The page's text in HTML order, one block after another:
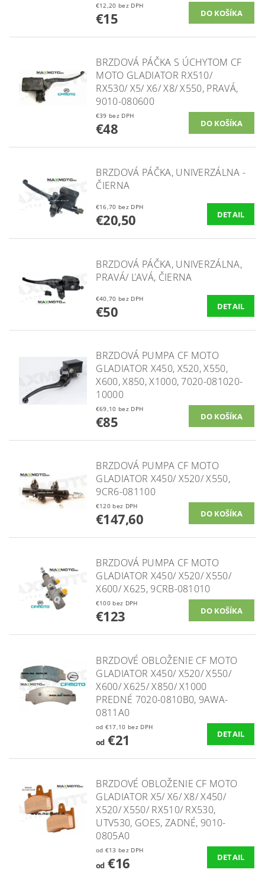
€12,20 bez DPH
€15
BRZDOVÁ PÁČKA S ÚCHYTOM CF
MOTO GLADIATOR RX510/
RX530/ X5/ X6/ X8/ X550, PRAVÁ,
9010-080600
€39 bez DPH
€48
BRZDOVÁ PÁČKA, UNIVERZÁLNA -
ČIERNA
€16,70 bez DPH
€20,50 DETAIL
BRZDOVÁ PÁČKA, UNIVERZÁLNA,
PRAVÁ/ ĽAVÁ, ČIERNA
€40,70 bez DPH
€50 DETAIL
BRZDOVÁ PUMPA CF MOTO
GLADIATOR X450, X520, X550,
X600, X850, X1000, 7020-081020-
10000
€69,10 bez DPH
€85
BRZDOVÁ PUMPA CF MOTO
GLADIATOR X450/ X520/ X550,
9CR6-081100
€120 bez DPH
€147,60
BRZDOVÁ PUMPA CF MOTO
GLADIATOR X450/ X520/ X550/
X600/ X625, 9CRB-081010
€100 bez DPH
€123
BRZDOVÉ OBLOŽENIE CF MOTO
GLADIATOR X450/ X520/ X550/
X600/ X625/ X850/ X1000
PREDNÉ 7020-0810B0, 9AWA-
0811A0
od €17,10 bez DPH
od€21 DETAIL
BRZDOVÉ OBLOŽENIE CF MOTO
GLADIATOR X5/ X6/ X8/ X450/
X520/ X550/ RX510/ RX530,
UTV530, GOES, ZADNÉ, 9010-
0805A0
od €13 bez DPH
od€16 DETAIL